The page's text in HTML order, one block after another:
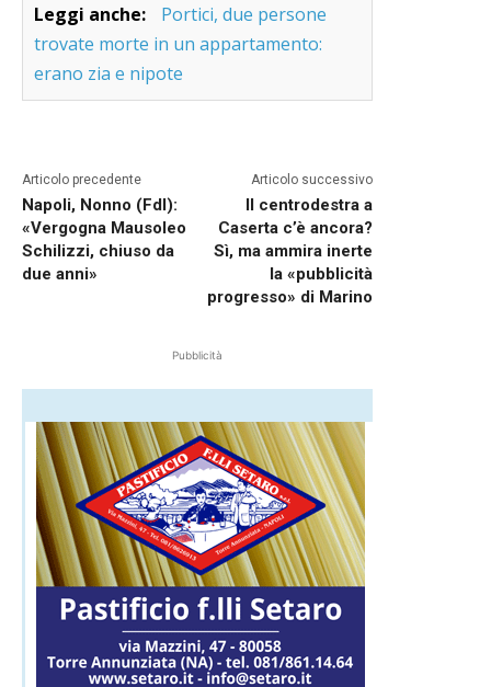
Leggi anche:
Portici, due persone
trovate morte in un appartamento:
erano zia e nipote
Articolo precedente
Napoli, Nonno (FdI):
«Vergogna Mausoleo
Schilizzi, chiuso da
due anni»
Articolo successivo
Il centrodestra a
Caserta c’è ancora?
Sì, ma ammira inerte
la «pubblicità
progresso» di Marino
Pubblicità